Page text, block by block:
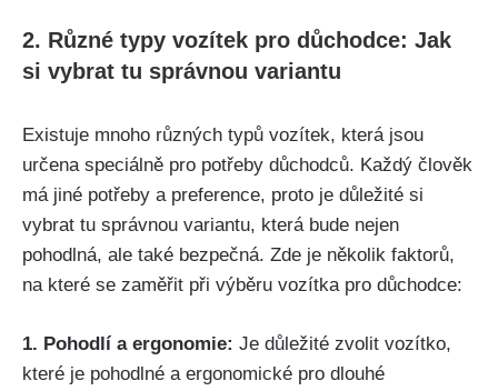
2. Různé typy vozítek pro důchodce: Jak
si vybrat tu správnou variantu
Existuje mnoho různých typů vozítek, která jsou
určena speciálně pro potřeby důchodců. Každý člověk
má jiné potřeby a preference, proto je důležité si
vybrat tu správnou variantu, která bude nejen
pohodlná, ale také bezpečná. Zde je několik faktorů,
na které se zaměřit při výběru vozítka pro důchodce:
1. Pohodlí a ergonomie: Je důležité zvolit vozítko,
které je pohodlné a ergonomické pro dlouhé